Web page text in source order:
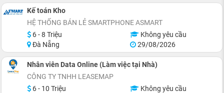
Kế toán Kho
HỆ THỐNG BÁN LẺ SMARTPHONE ASMART
6 - 8 Triệu
Không yêu cầu
Đà Nẵng
29/08/2026
Nhân viên Data Online (Làm việc tại Nhà)
CÔNG TY TNHH LEASEMAP
6 - 10 Triệu
Không yêu cầu